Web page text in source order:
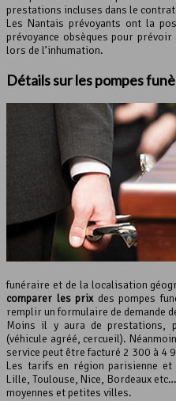
prestations incluses dans le
Les Nantais prévoyants ont la
prévoyance obsèques pour prévoir
lors de l’inhumation.
Détails sur lespompes
funéraire et de la localisation
comparer les prixdes pompes
remplir un formulaire de demande
Moins il y aura de prestations,
(véhicule agréé, cercueil).
service peut être facturé 2 300 à 4
Les tarifs en région parisienne
Lille, Toulouse, Nice, Bordeaux
moyennes et petites villes.